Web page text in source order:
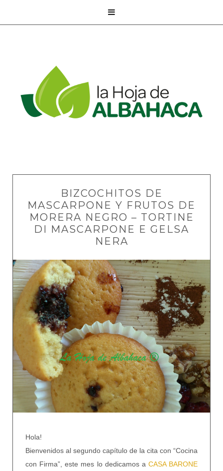

BIZCOCHITOS DE
MASCARPONE Y FRUTOS DE
MORERA NEGRO – TORTINE
DI MASCARPONE E GELSA
NERA
Hola!
Bienvenidos al segundo capítulo de la cita con “Cocina
con Firma”, este mes lo dedicamos a CASA BARONE